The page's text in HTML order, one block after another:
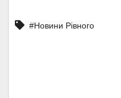
#Новини Рівного